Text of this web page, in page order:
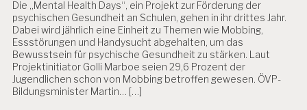
Die „Mental Health Days“, ein Projekt zur Förderung der
psychischen Gesundheit an Schulen, gehen in ihr drittes Jahr.
Dabei wird jährlich eine Einheit zu Themen wie Mobbing,
Essstörungen und Handysucht abgehalten, um das
Bewusstsein für psychische Gesundheit zu stärken. Laut
Projektinitiator Golli Marboe seien 29,6 Prozent der
Jugendlichen schon von Mobbing betroffen gewesen. ÖVP-
Bildungsminister Martin… […]